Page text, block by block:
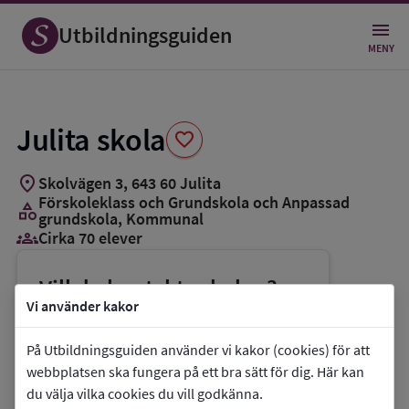
Vi använder kakor
På Utbildningsguiden använder vi kakor (cookies) för att
webbplatsen ska fungera på ett bra sätt för dig. Här kan
du välja vilka cookies du vill godkänna.
Utbildningsguiden MENY
Julita skola favorite
Spara
som
favorit
location_on Skolvägen 3, 643 60 Julita
categoryFörskoleklass och Grundskola och Anpassad
grundskola, Kommunal
groups_3Cirka 70 elever
Vill du kontakta skolan?
phoneTelefon:0150-488208
mailE-post:julita-skola@katrineholm.se
link Webbplats: Julita skola